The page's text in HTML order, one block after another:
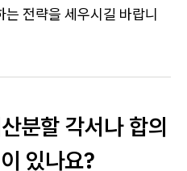
전략을 세우시길 바랍니
분할 각서나 합의
있나요?